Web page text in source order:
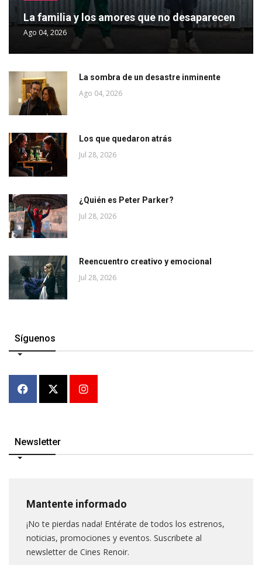
La familia y los amores que no desaparecen
Ago 04, 2026
La sombra de un desastre inminente
Ago 04, 2026
Los que quedaron atrás
Jul 28, 2026
¿Quién es Peter Parker?
Jul 28, 2026
Reencuentro creativo y emocional
Jul 28, 2026
Síguenos
Newsletter
Mantente informado
¡No te pierdas nada! Entérate de todos los estrenos,
noticias, promociones y eventos. Suscribete al
newsletter de Cines Renoir.